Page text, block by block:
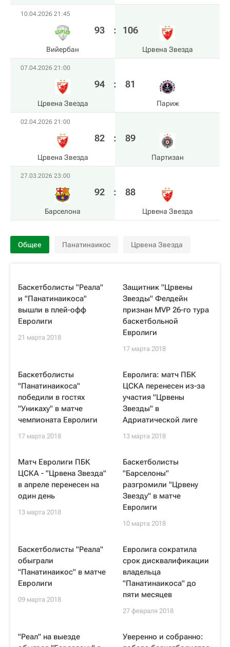
10.04.2026 21:45
Вийербан
93 : 106
Црвена Звезда
07.04.2026 21:00
Црвена Звезда
94 : 81
Париж
02.04.2026 21:00
Црвена Звезда
82 : 89
Партизан
27.03.2026 23:00
Барселона
92 : 88
Црвена Звезда
Общее Панатинаикос Црвена Звезда
Баскетболисты "Реала"
и "Панатинаикоса"
вышли в плей-офф
Евролиги
21 марта 2018
Защитник "Црвены
Звезды" Фелдейн
признан MVP 26-го тура
баскетбольной
Евролиги
17 марта 2018
Баскетболисты
"Панатинаикоса"
победили в гостях
"Уникаху" в матче
чемпионата Евролиги
17 марта 2018
Евролига: матч ПБК
ЦСКА перенесен из-за
участия "Црвены
Звезды" в
Адриатической лиге
13 марта 2018
Матч Евролиги ПБК
ЦСКА - "Црвена Звезда"
в апреле перенесен на
один день
13 марта 2018
Баскетболисты
"Барселоны"
разгромили "Црвену
Звезду" в матче
Евролиги
10 марта 2018
Баскетболисты "Реала"
обыграли
"Панатинаикос" в матче
Евролиги
09 марта 2018
Евролига сократила
срок дисквалификации
владельца
"Панатинаикоса" до
пяти месяцев
27 февраля 2018
"Реал" на выезде
Уверенно и собранно: